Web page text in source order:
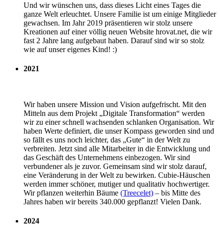
Und wir wünschen uns, dass dieses Licht eines Tages die
ganze Welt erleuchtet. Unsere Familie ist um einige Mitglieder
gewachsen. Im Jahr 2019 präsentieren wir stolz unsere
Kreationen auf einer völlig neuen Website hrovat.net, die wir
fast 2 Jahre lang aufgebaut haben. Darauf sind wir so stolz
wie auf unser eigenes Kind! :)
2021
Wir haben unsere Mission und Vision aufgefrischt. Mit den
Mitteln aus dem Projekt „Digitale Transformation“ werden
wir zu einer schnell wachsenden schlanken Organisation. Wir
haben Werte definiert, die unser Kompass geworden sind und
so fällt es uns noch leichter, das „Gute“ in der Welt zu
verbreiten. Jetzt sind alle Mitarbeiter in die Entwicklung und
das Geschäft des Unternehmens einbezogen. Wir sind
verbundener als je zuvor. Gemeinsam sind wir stolz darauf,
eine Veränderung in der Welt zu bewirken. Cubie-Häuschen
werden immer schöner, mutiger und qualitativ hochwertiger.
Wir pflanzen weiterhin Bäume (Treecelet) – bis Mitte des
Jahres haben wir bereits 340.000 gepflanzt! Vielen Dank.
2024